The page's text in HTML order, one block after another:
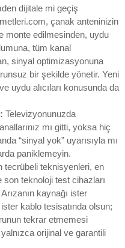
dijitale mi geçiş
çanak anteninizin
monte edilmesinden, uydu
tüm kanal
sinyal optimizasyonuna
bir şekilde yönetir. Yeni
uydu alıcıları konusunda da
Televizyonunuzda
mı gitti, yoksa hiç
“sinyal yok” uyarısıyla mı
paniklemeyin.
tecrübeli teknisyenleri, en
son teknoloji test cihazları
kaynağı ister
kablo tesisatında olsun;
tekrar etmemesi
orijinal ve garantili